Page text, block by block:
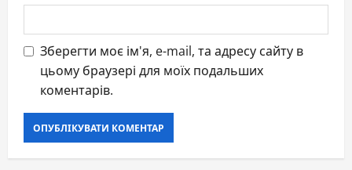
Зберегти моє ім'я, e-mail, та адресу сайту в
цьому браузері для моїх подальших
коментарів.